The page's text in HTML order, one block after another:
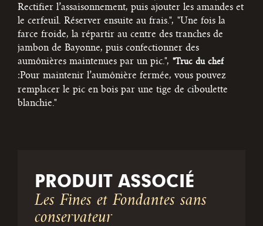
Rectifier l’assaisonnement, puis ajouter les amandes et
le cerfeuil. Réserver ensuite au frais.", "Une fois la
farce froide, la répartir au centre des tranches de
jambon de Bayonne, puis confectionner des
aumônières maintenues par un pic.", "Truc du chef
:Pour maintenir l’aumônière fermée, vous pouvez
remplacer le pic en bois par une tige de ciboulette
blanchie."
PRODUIT ASSOCIÉ
Les Fines et Fondantes sans
conservateur